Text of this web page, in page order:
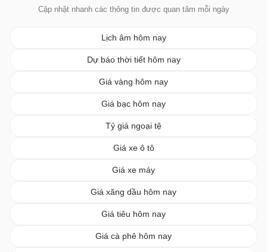
Cập nhật nhanh các thông tin được quan tâm mỗi ngày
Lịch âm hôm nay
Dự báo thời tiết hôm nay
Giá vàng hôm nay
Giá bạc hôm nay
Tỷ giá ngoại tệ
Giá xe ô tô
Giá xe máy
Giá xăng dầu hôm nay
Giá tiêu hôm nay
Giá cà phê hôm nay